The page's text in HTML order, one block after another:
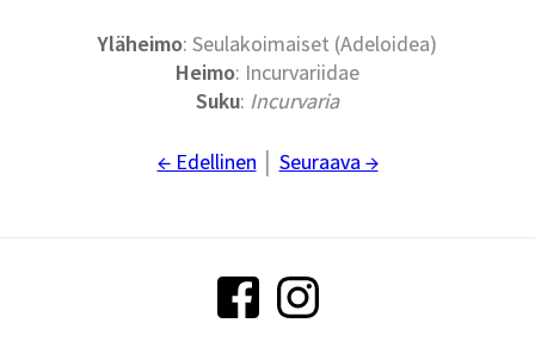
Yläheimo: Seulakoimaiset (Adeloidea)
Heimo: Incurvariidae
Suku: Incurvaria
← Edellinen Seuraava →